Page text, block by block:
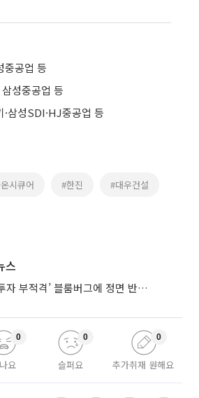
중공업 등
성중공업 등
·삼성SDI·HJ중공업 등
시큐어 #한진 #대우건설
스
금융위, ‘한국 증시 투자 부적격’ 블룸버그에 정면 반박…“근거 불분명”
요
0
슬퍼요
0
추가취재 원해요
0